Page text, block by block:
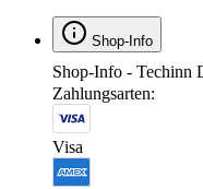
Shop-Info
Shop-Info - Techinn
Zahlungsarten:
Visa